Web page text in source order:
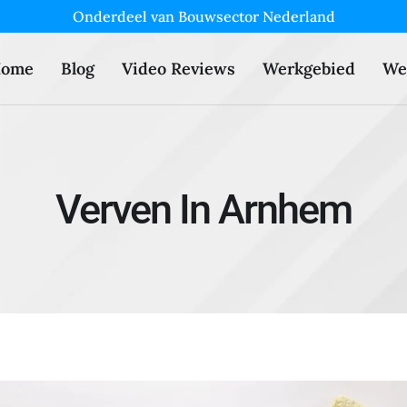
Onderdeel van Bouwsector Nederland
Blog Video Reviews Werkgebied
Verven In Arnhem